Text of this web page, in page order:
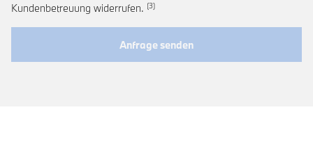
Kundenbetreuung widerrufen. Link zur Fußnote: Widerruf der
Anfrage senden